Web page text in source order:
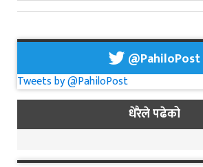
@PahiloPost
Tweets by @PahiloPost
धेरैले पढेको